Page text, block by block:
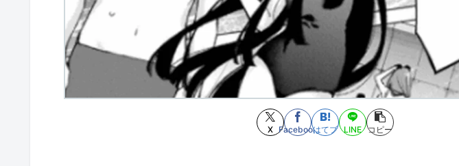
X Facebookはてブ LINE コピー